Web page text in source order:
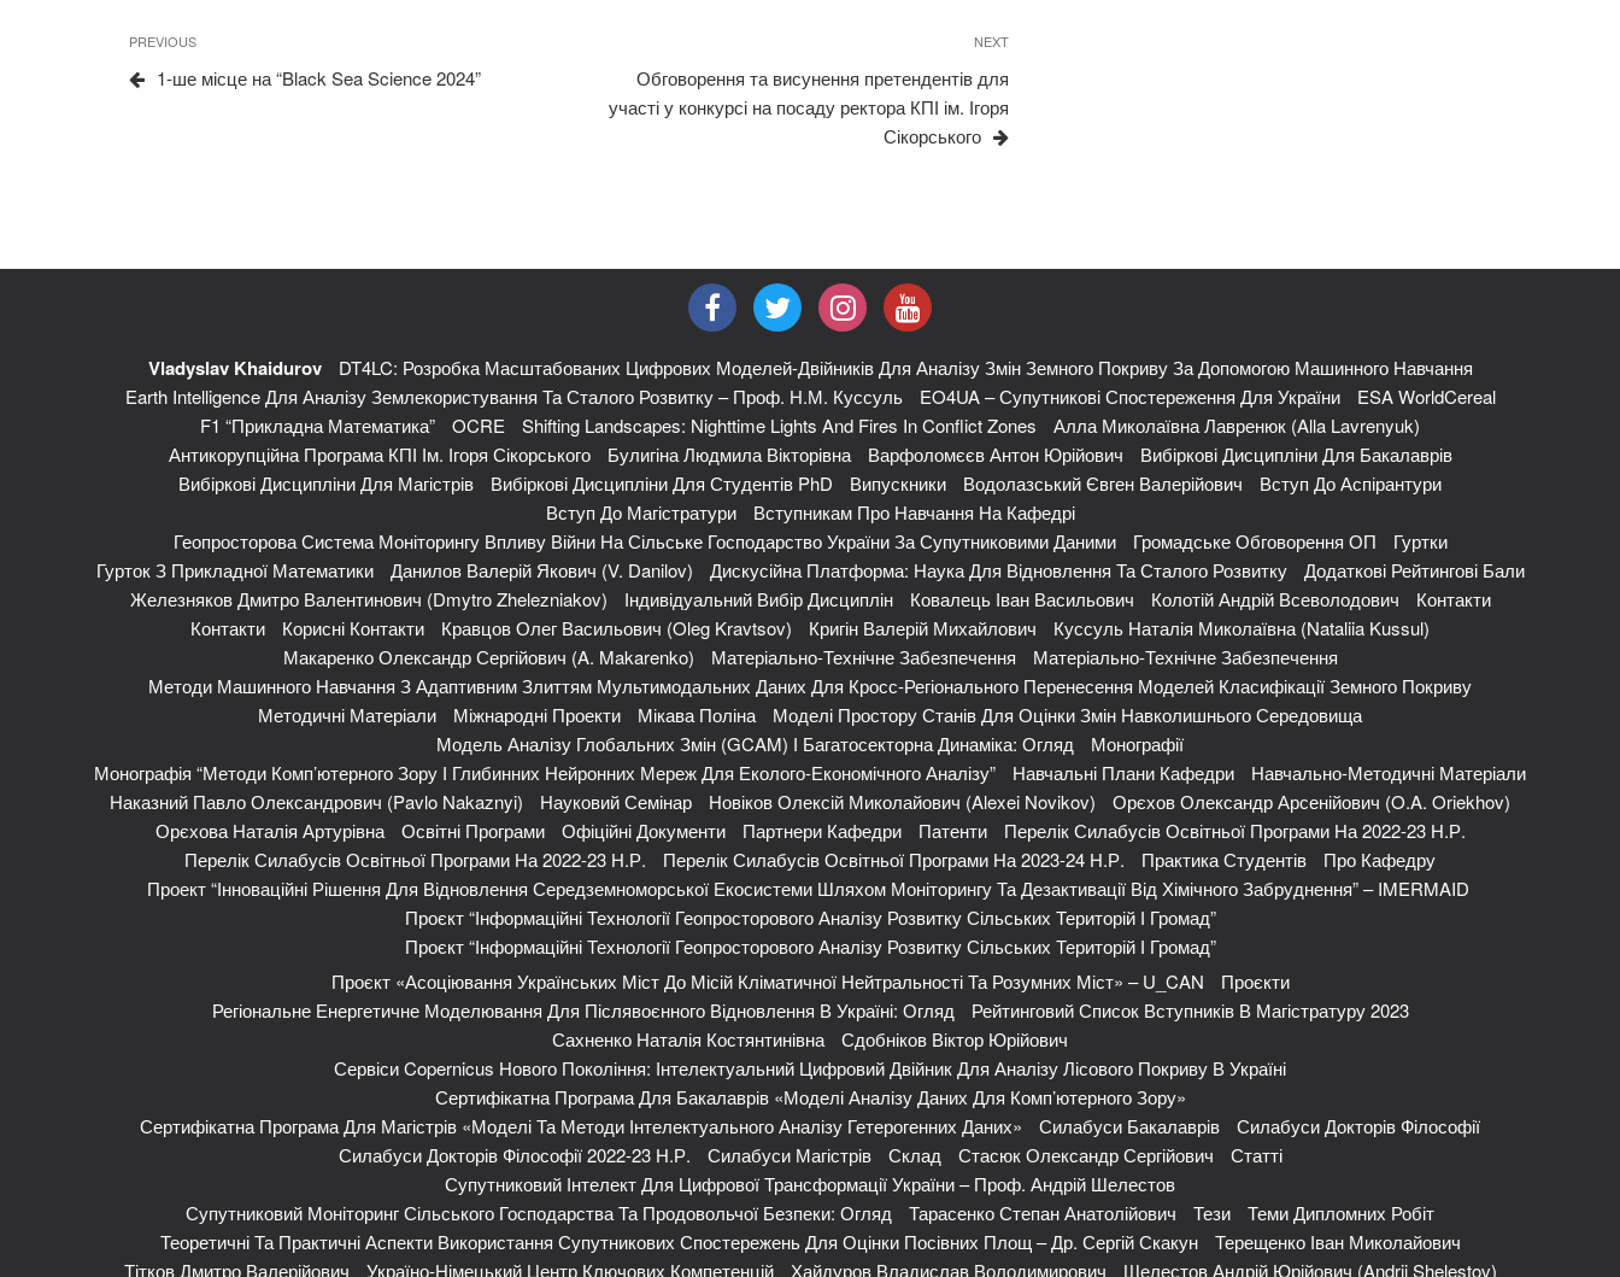
Навігація
записів
Previous
Post
PREVIOUS
1-ше місце на “Black Sea Science 2024”
Next
NEXT
Обговорення та висунення претендентів для
участі у конкурсі на посаду ректора КПІ ім. Ігоря
Сікорського
Vladyslav Khaidurov
DT4LC: Розробка Масштабованих Цифрових Моделей-Двійників Для Аналізу Змін Земного Покриву За Допомогою Машинного Навчання
Earth Intelligence Для Аналізу Землекористування Та Сталого Розвитку – Проф. Н.М. Куссуль
EO4UA – Супутникові Спостереження Для України
ESA WorldCereal
F1 “Прикладна Математика”
OCRE Shifting Landscapes: Nighttime Lights And Fires In Conflict Zones
Алла Миколаївна Лавренюк (Alla Lavrenyuk)
Антикорупційна Програма КПІ Ім. Ігоря Сікорського
Булигіна Людмила Вікторівна Варфоломєєв Антон Юрійович
Вибіркові Дисципліни Для Бакалаврів
Вибіркові Дисципліни Для Магістрів
Вибіркові Дисципліни Для Студентів PhD Випускники Водолазський Євген Валерійович
Вступ До Аспірантури
Вступ До Магістратури
Вступникам Про Навчання На Кафедрі
Геопросторова Система Моніторингу Впливу Війни На Сільське Господарство України За Супутниковими Даними
Громадське Обговорення ОП
Гуртки
Гурток З Прикладної Математики
Данилов Валерій Якович (V. Danilov) Дискусійна Платформа: Наука Для Відновлення Та Сталого Розвитку
Додаткові Рейтингові Бали
Железняков Дмитро Валентинович (Dmytro Zhelezniakov)
Індивідуальний Вибір Дисциплін Ковалець Іван Васильович Колотій Андрій Всеволодович
Контакти
Контакти
Корисні Контакти Кравцов Олег Васильович (Oleg Kravtsov) Кригін Валерій Михайлович
Куссуль Наталія Миколаївна (Nataliia Kussul)
Макаренко Олександр Сергійович (A. Makarenko)
Матеріально-Технічне Забезпечення
Матеріально-Технічне Забезпечення
Методи Машинного Навчання З Адаптивним Злиттям Мультимодальних Даних Для Кросс-Регіонального Перенесення Моделей Класифікації Земного Покриву
Методичні Матеріали
Міжнародні Проекти Мікава Поліна
Моделі Простору Станів Для Оцінки Змін Навколишнього Середовища
Модель Аналізу Глобальних Змін (GCAM) І Багатосекторна Динаміка: Огляд
Монографії
Монографія “Методи Комп’ютерного Зору І Глибинних Нейронних Мереж Для Еколого-Економічного Аналізу”
Навчальні Плани Кафедри
Навчально-Методичні Матеріали
Наказний Павло Олександрович (Pavlo Nakaznyi)
Науковий Семінар Новіков Олексій Миколайович (Alexei Novikov)
Орєхов Олександр Арсенійович (O.A. Oriekhov)
Орєхова Наталія Артурівна
Освітні Програми Офіційні Документи Партнери Кафедри Патенти
Перелік Силабусів Освітньої Програми На 2022-23 Н.р.
Перелік Силабусів Освітньої Програми На 2022-23 Н.р.
Перелік Силабусів Освітньої Програми На 2023-24 Н.р. Практика Студентів
Про Кафедру
Проект “Інноваційні Рішення Для Відновлення Середземноморської Екосистеми Шляхом Моніторингу Та Дезактивації Від Хімічного Забруднення” – IMERMAID
Проєкт “Інформаційні Технології Геопросторового Аналізу Розвитку Сільських Територій І Громад”
Проєкт “Інформаційні Технології Геопросторового Аналізу Розвитку Сільських Територій І Громад”
Проєкт «Асоціювання Українських Міст До Місій Кліматичної Нейтральності Та Розумних Міст» – U_CAN
Проєкти
Регіональне Енергетичне Моделювання Для Післявоєнного Відновлення В Україні: Огляд
Рейтинговий Список Вступників В Магістратуру 2023
Сахненко Наталія Костянтинівна
Сдобніков Віктор Юрійович
Сервіси Copernicus Нового Покоління: Інтелектуальний Цифровий Двійник Для Аналізу Лісового Покриву В Україні
Сертифікатна Програма Для Бакалаврів «Моделі Аналізу Даних Для Комп’ютерного Зору»
Сертифікатна Програма Для Магістрів «Моделі Та Методи Інтелектуального Аналізу Гетерогенних Даних»
Силабуси Бакалаврів
Силабуси Докторів Філософії
Силабуси Докторів Філософії 2022-23 Н.р.
Силабуси Магістрів Склад Стасюк Олександр Сергійович
Статті
Супутниковий Інтелект Для Цифрової Трансформації України – Проф. Андрій Шелестов
Супутниковий Моніторинг Сільського Господарства Та Продовольчої Безпеки: Огляд
Тарасенко Степан Анатолійович Тези
Теми Дипломних Робіт
Теоретичні Та Практичні Аспекти Використання Супутникових Спостережень Для Оцінки Посівних Площ – Др. Сергій Скакун
Терещенко Іван Миколайович
Тітков Дмитро Валерійович
Україно-Німецький Центр Ключових Компетенцій Хайдуров Владислав Володимирович Шелестов Андрій Юрійович (Andrii Shelestov)